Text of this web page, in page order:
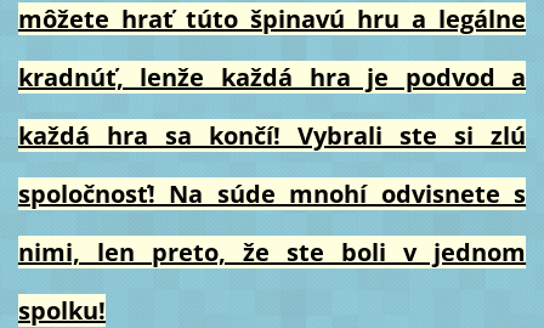
môžete hrať túto špinavú hru a legálne
kradnúť, lenže každá hra je podvod a
každá hra sa končí! Vybrali ste si zlú
spoločnosť! Na súde mnohí odvisnete s
nimi, len preto, že ste boli v jednom
spolku!